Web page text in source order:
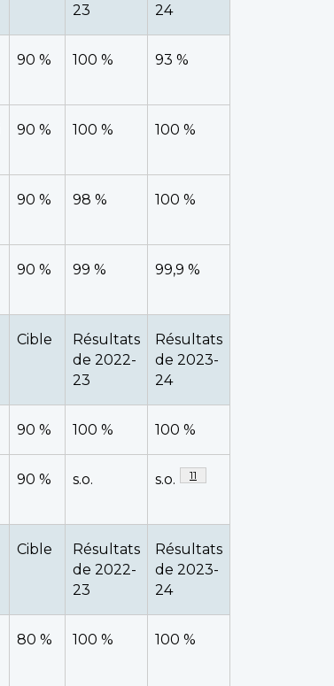
23
24
90 % 100 % 93 %
90 % 100 % 100 %
90 % 98 % 100 %
90 % 99 % 99,9 %
Cible
Résultats
de 2022-
23
Résultats
de 2023-
24
90 % 100 % 100 %
90 % s.o. s.o. Note de bas de page
11
Cible
Résultats
de 2022-
23
Résultats
de 2023-
24
80 % 100 % 100 %